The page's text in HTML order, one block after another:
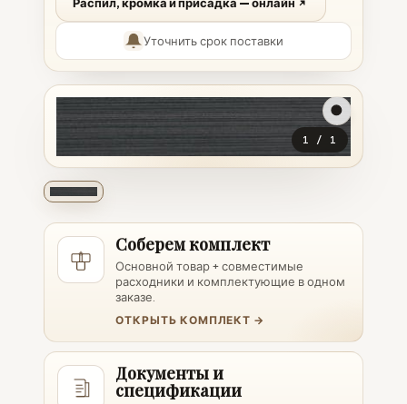
1 / 1
Уточнить срок поставки
Соберем комплект
Основной товар + совместимые
расходники и комплектующие в одном
заказе.
ОТКРЫТЬ КОМПЛЕКТ →
Документы и
спецификации